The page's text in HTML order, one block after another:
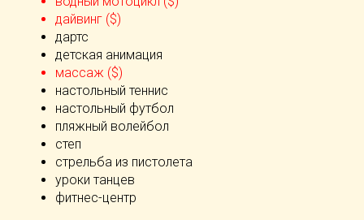
дайвинг ($)
дартс
детская анимация
массаж ($)
настольный теннис
настольный футбол
пляжный волейбол
степ
стрельба из пистолета
уроки танцев
фитнес-центр